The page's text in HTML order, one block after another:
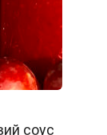
соус